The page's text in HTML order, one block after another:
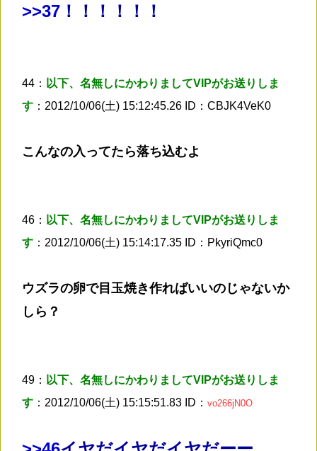
>>37 ！！！！！！
44： 以下、名無しにかわりましてVIPがお送りしま
す ：2012/10/06(土) 15:12:45.26 ID：CBJK4VeK0
こんなの入ってたら落ち込むよ
46： 以下、名無しにかわりましてVIPがお送りしま
す ：2012/10/06(土) 15:14:17.35 ID：PkyriQmc0
ウズラの卵で目玉焼き作ればいいのじゃないか
しら？
49： 以下、名無しにかわりましてVIPがお送りしま
す ：2012/10/06(土) 15:15:51.83 ID： vo266jN0O